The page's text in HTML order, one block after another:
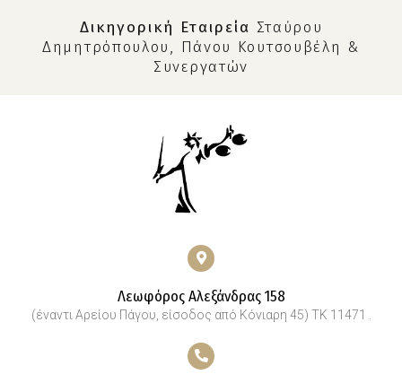
Δικηγορική Εταιρεία Σταύρου
Δημητρόπουλου, Πάνου Κουτσουβέλη &
Συνεργατών
Λεωφόρος Αλεξάνδρας 158
(έναντι Αρείου Πάγου, είσοδος από Κόνιαρη 45) ΤΚ 11471 .